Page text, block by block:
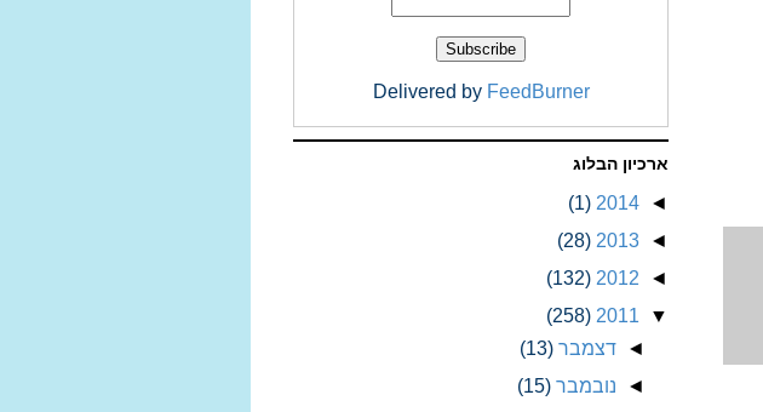
Delivered by FeedBurner
ארכיון הבלוג
◄
2014
(1)
◄
2013
(28)
◄
2012
(132)
▼
2011
(258)
◄דצמבר(13)
◄ נובמבר(15)